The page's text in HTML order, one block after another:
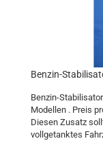
Benzin-
Benzin-
Modellen . Preis
Diesen Zusatz
vollgetanktes